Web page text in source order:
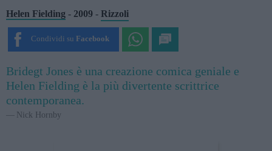
Helen Fielding - 2009 - Rizzoli
Condividi su Facebook
Bridegt Jones è una creazione comica geniale e
Helen Fielding è la più divertente scrittrice
contemporanea.
Nick Hornby